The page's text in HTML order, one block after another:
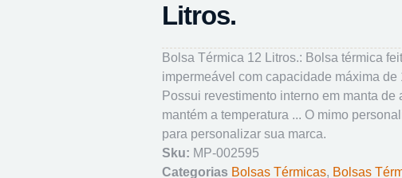
Litros.
Bolsa Térmica 12 Litros.: Bolsa térmica
impermeável com capacidade máxima de
Possui revestimento interno em manta de
mantém a temperatura ... O mimo
para personalizar sua marca.
Sku: MP-002595
Categorias Bolsas Térmicas, Bolsas